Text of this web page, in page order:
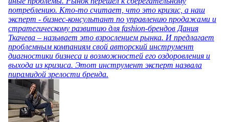
потреблению. Кто-то считает, что это кризис, а наш
эксперт - бизнес-консультант по управлению продажами и
стратегическому развитию для fashion-брендов Дания
Ткачева – называет это взрослением рынка. И предлагает
проблемным компаниям свой авторский инструмент
диагностики бизнеса и возможностей его оздоровления и
выхода из кризиса. Этот инструмент эксперт назвала
пирамидой зрелости бренда.